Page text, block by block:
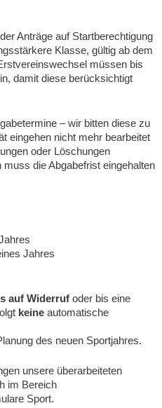
Anträge auf Startberechtigung
Klasse, gültig ab dem
müssen bis
damit diese berücksichtigt
– wir bitten diese zu
eingehen nicht mehr bearbeitet
oder Löschungen
die Abgabefrist eingehalten
Jahres
auf Widerruf oder bis eine
keine automatische
des neuen Sportjahres.
unsere überarbeiteten
im Bereich
Sport.